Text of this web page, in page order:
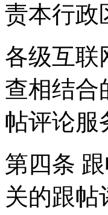
责本行政
各级互联
查相结合
帖评论服
第四条
关的跟帖